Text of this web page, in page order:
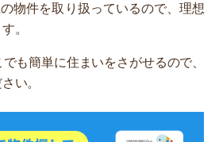
物件を取り扱っているので、理想
。
も簡単に住まいをさがせるので、
い。